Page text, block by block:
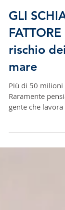
GLI
rischio
mare
Più di 50 milioni